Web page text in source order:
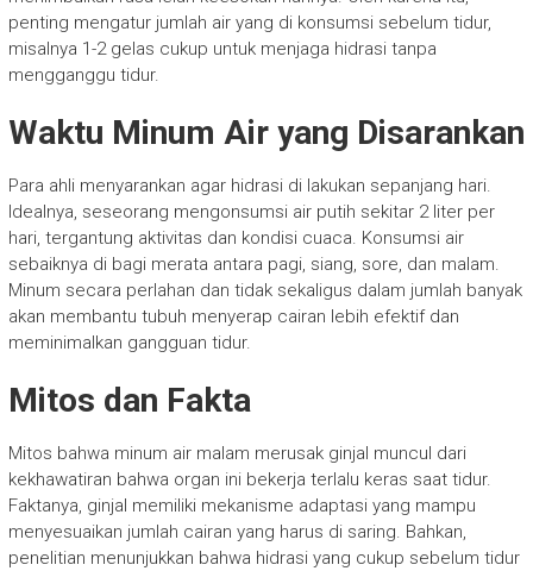
penting mengatur jumlah air yang di konsumsi sebelum tidur,
misalnya 1-2 gelas cukup untuk menjaga hidrasi tanpa
mengganggu tidur.
Waktu Minum Air yang Disarankan
Para ahli menyarankan agar hidrasi di lakukan sepanjang hari.
Idealnya, seseorang mengonsumsi air putih sekitar 2 liter per
hari, tergantung aktivitas dan kondisi cuaca. Konsumsi air
sebaiknya di bagi merata antara pagi, siang, sore, dan malam.
Minum secara perlahan dan tidak sekaligus dalam jumlah banyak
akan membantu tubuh menyerap cairan lebih efektif dan
meminimalkan gangguan tidur.
Mitos dan Fakta
Mitos bahwa minum air malam merusak ginjal muncul dari
kekhawatiran bahwa organ ini bekerja terlalu keras saat tidur.
Faktanya, ginjal memiliki mekanisme adaptasi yang mampu
menyesuaikan jumlah cairan yang harus di saring. Bahkan,
penelitian menunjukkan bahwa hidrasi yang cukup sebelum tidur